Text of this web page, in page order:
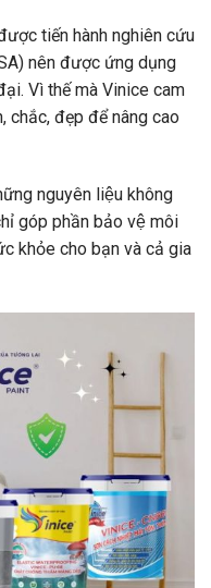
tiến hành nghiên cứu
nên được ứng dụng
Vì thế mà Vinice cam
chắc, đẹp để nâng cao
nguyên liệu không
góp phần bảo vệ môi
khỏe cho bạn và cả gia